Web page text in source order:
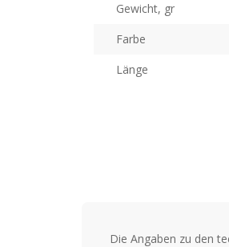
Gewicht, gr
Farbe
Länge
Die Angaben zu den